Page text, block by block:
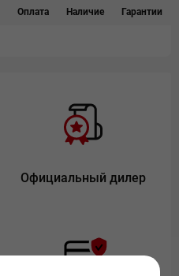
Оплата Наличие Гарантии
Официальный дилер